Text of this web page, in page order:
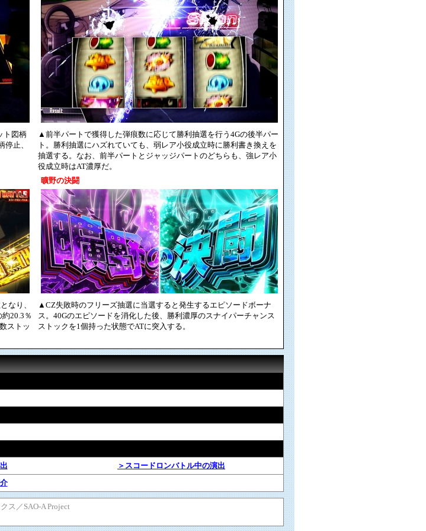
ト図柄
止、
▲前半パートで獲得した弾痕数に応じて勝利抽選を行う4Gの後半パー
ト。勝利抽選にハズれていても、弱レア小役成立時に勝利書き換えを
抽選する。なお、前半パートとジャッジパートのどちらも、強レア小
役成立時はAT濃厚だ。
曠野の決闘
なり、
20.3％
ストッ
▲CZ失敗時のフリーズ抽選に当選すると発生するエピソードボーナ
ス。40Gのエピソードを消化した後、勝利濃厚のスナイパーチャンス
ストックを1個持った状態でATに突入する。
＞スコードロンバトル中の演出
ス／SAO-A Project